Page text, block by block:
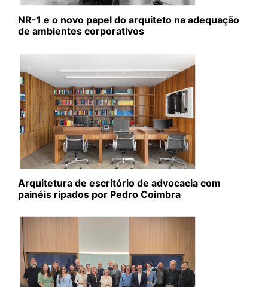
NR-1 e o novo papel do arquiteto na adequação
de ambientes corporativos
Arquitetura de escritório de advocacia com
painéis ripados por Pedro Coimbra